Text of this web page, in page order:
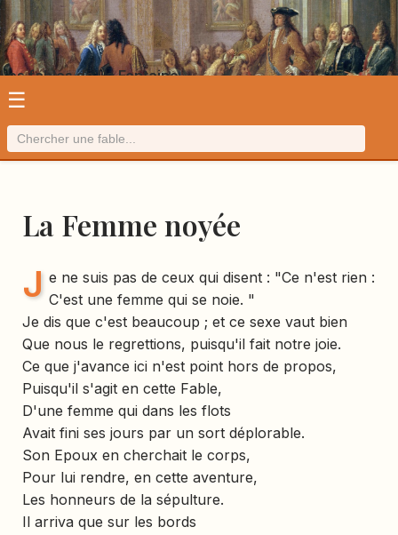
Les fables de La Fontaine
☰
La Femme noyée
J e ne suis pas de ceux qui disent : "Ce n'est rien :
C'est une femme qui se noie. "
Je dis que c'est beaucoup ; et ce sexe vaut bien
Que nous le regrettions, puisqu'il fait notre joie.
Ce que j'avance ici n'est point hors de propos,
Puisqu'il s'agit en cette Fable,
D'une femme qui dans les flots
Avait fini ses jours par un sort déplorable.
Son Epoux en cherchait le corps,
Pour lui rendre, en cette aventure,
Les honneurs de la sépulture.
Il arriva que sur les bords